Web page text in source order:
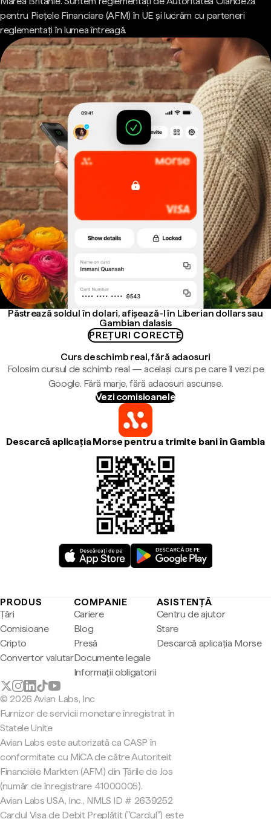
pentru Piețele Financiare (AFM) în UE și lucrăm cu parteneri
reglementați în lumea întreagă.
Păstrează soldul în dolari, afișează-l în Liberian dollars sau
Gambian dalasis
PREȚURI CORECTE
Curs de schimb real, fără adaosuri
Folosim cursul de schimb real — același curs pe care îl vezi pe
Google. Fără marje, fără adaosuri ascunse.
Vezi comisioanele
Descarcă aplicația Morse pentru a trimite bani în Gambia
PRODUS
Țări
Comisioane
Cripto
Convertor valutar
COMPANIE
Cariere
Blog
Presă
Documente legale
Informații obligatorii
ASISTENȚĂ
Centru de ajutor
Stare
Descarcă aplicația Morse
© 2026 Avian Labs, Inc
Furnizor de servicii monetare înregistrat în
Statele Unite
Avian Labs este autorizată ca CASP în
conformitate cu MiCA de către Autoriteit
Financiële Markten (AFM) din Țările de Jos
(număr de înregistrare 41000005).
Avian Labs USA, Inc., NMLS ID # 2639252
Cardul Visa de Debit Preplătit ("Cardul") este